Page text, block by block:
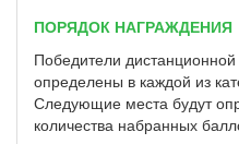
ПОРЯДОК НАГРАЖДЕНИЯ
Победители
определены в каждой из
Следующие места будут
количества набранных